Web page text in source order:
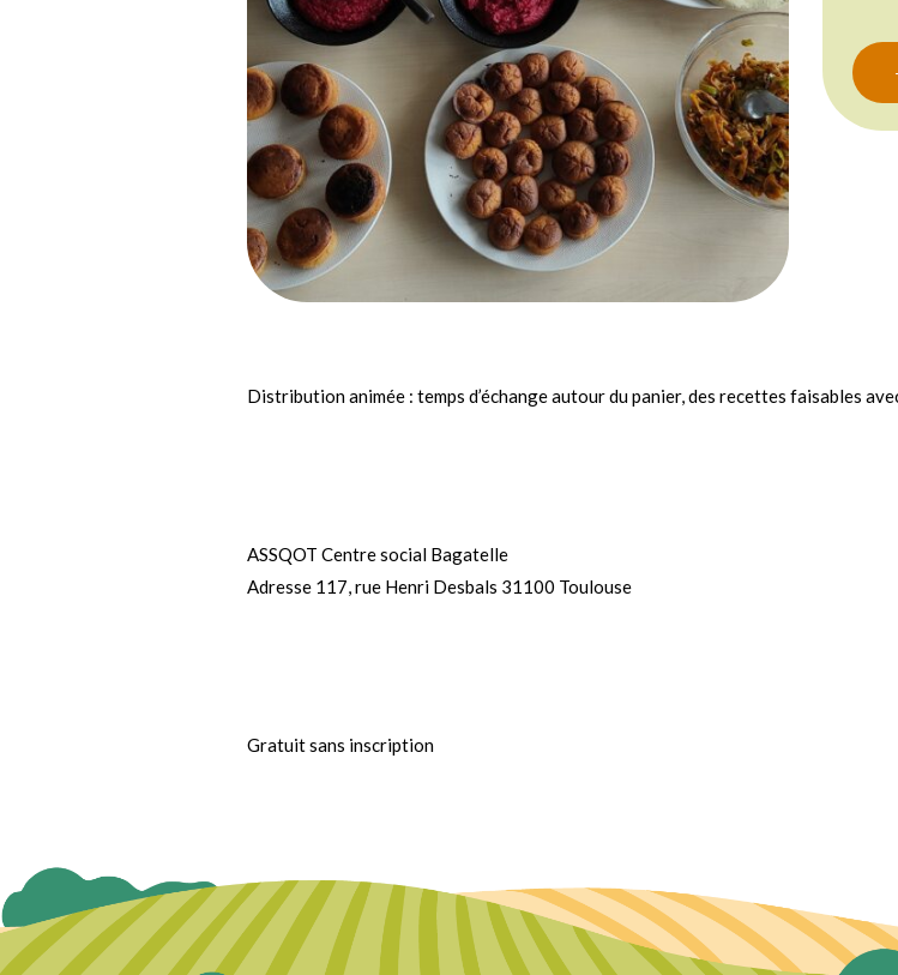
Distribution animée : temps d’échange autour du panier, des recettes faisables
ASSQOT Centre social Bagatelle
Adresse 117, rue Henri Desbals 31100 Toulouse
Gratuit sans inscription